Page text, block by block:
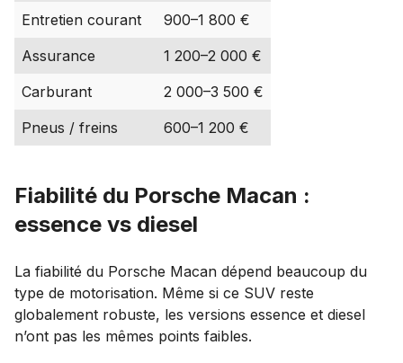
Entretien courant
900–1 800 €
Assurance
1 200–2 000 €
Carburant
2 000–3 500 €
Pneus / freins
600–1 200 €
Fiabilité du Porsche Macan :
essence vs diesel
La fiabilité du Porsche Macan dépend beaucoup du
type de motorisation. Même si ce SUV reste
globalement robuste, les versions essence et diesel
n’ont pas les mêmes points faibles.